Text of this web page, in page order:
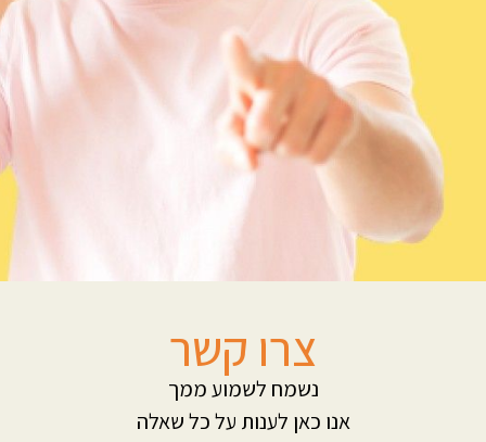
צרו קשר
נשמח לשמוע ממך
אנו כאן לענות על כל שאלה